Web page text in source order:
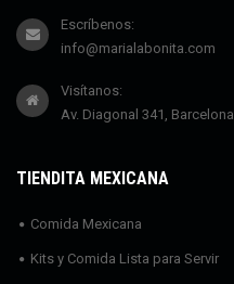
Escríbenos:
info@marialabonita.com
Visítanos:
Av. Diagonal 341, Barcelona
TIENDITA MEXICANA
Comida Mexicana
Kits y Comida Lista para Servir